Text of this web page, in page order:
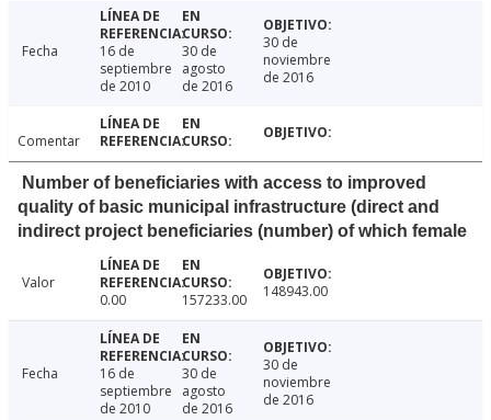
Fecha
16 de
septiembre
de 2010
30 de
agosto
de 2016
30 de
noviembre
de 2016
Comentar
Number of beneficiaries with access to improved
quality of basic municipal infrastructure (direct and
indirect project beneficiaries (number) of which female
Valor
0.00
157233.00 148943.00
Fecha
16 de
septiembre
de 2010
30 de
agosto
de 2016
30 de
noviembre
de 2016